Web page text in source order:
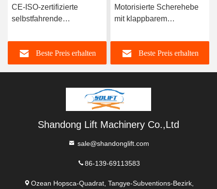
Motorisierte Scherehebe
mit klappbarem
Beste Preis erhalten
Maximale
Geschwindigkeit 3,2 m
Schere mit CE-ISO-
ZertifizierungBeste Preis erhalten
Shandong Lift Machinery Co.,Ltd
sale@shandonglift.com
86-139-69113583
Ozean Hopsca-Quadrat, Tangye-Subventions-Bezirk,